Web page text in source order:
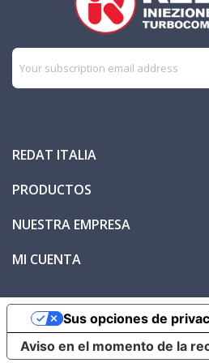
REDAT ITALIA
PRODUCTOS
NUESTRA EMPRESA
MI CUENTA
Aviso en el momento de la
Sus opciones de